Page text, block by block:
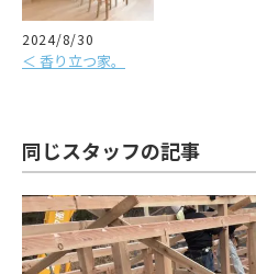
2024/8/30
＜ 香り立つ家。
同じスタッフの記事